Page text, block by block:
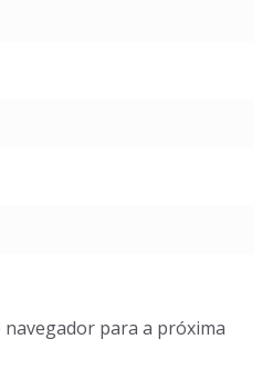
para a próxima